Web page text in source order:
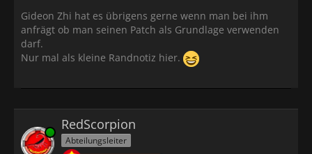
Gideon Zhi hat es übrigens gerne wenn man bei ihm
anfrägt ob man seinen Patch als Grundlage verwenden
darf.
Nur mal als kleine Randnotiz hier.
Online RedScorpion
Abteilungsleiter